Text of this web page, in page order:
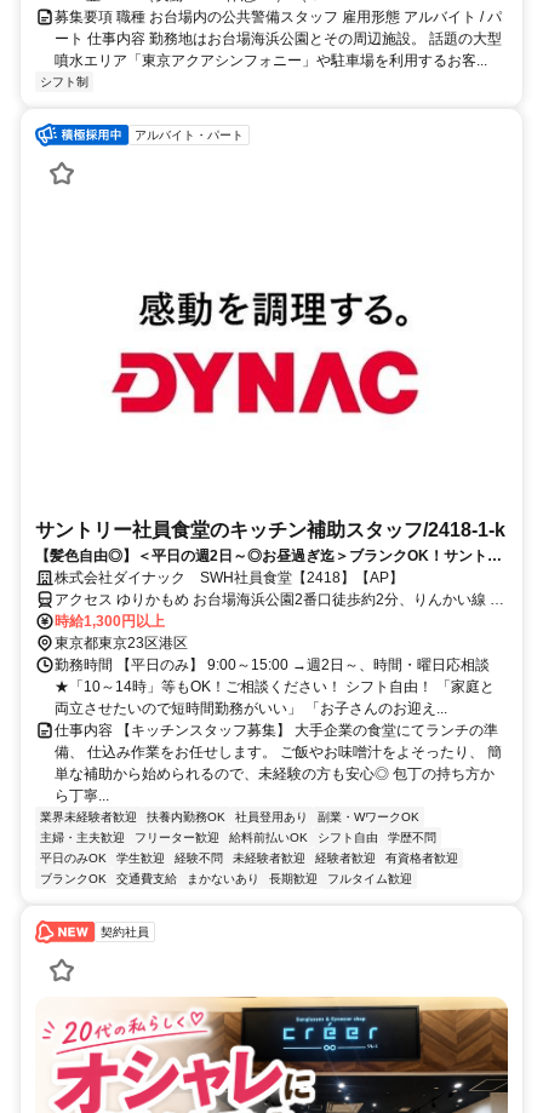
募集要項 職種 お台場内の公共警備スタッフ 雇用形態 アルバイト / パ
ート 仕事内容 勤務地はお台場海浜公園とその周辺施設。 話題の大型
噴水エリア「東京アクアシンフォニー」や駐車場を利用するお客...
シフト制
アルバイト・パート
サントリー社員食堂のキッチン補助スタッフ/2418-1-k
【髪色自由◎】＜平日の週2日～◎お昼過ぎ迄＞ブランクOK！サントリ
ー社員食堂の調理補助！未経験・主婦さんも活躍中！お台場駅チカ♪前払
いOK
株式会社ダイナック SWH社員食堂【2418】【AP】
アクセス ゆりかもめ お台場海浜公園2番口徒歩約2分、りんかい線 東
京テレポートエレベータ出入口徒歩約3分、ゆりかもめ 青海（東京
都）1番口徒歩約7分
時給1,300円以上
東京都東京23区港区
勤務時間 【平日のみ】 9:00～15:00 →週2日～、時間・曜日応相談
★「10～14時」等もOK！ご相談ください！ シフト自由！ 「家庭と
両立させたいので短時間勤務がいい」 「お子さんのお迎え...
仕事内容 【キッチンスタッフ募集】 大手企業の食堂にてランチの準
備、 仕込み作業をお任せします。 ご飯やお味噌汁をよそったり、 簡
単な補助から始められるので、未経験の方も安心◎ 包丁の持ち方か
ら丁寧...
業界未経験者歓迎 扶養内勤務OK 社員登用あり
副業・WワークOK
主婦・主夫歓迎
フリーター歓迎 給料前払いOK シフト自由
学歴不問
平日のみOK
学生歓迎 経験不問 未経験者歓迎 経験者歓迎
有資格者歓迎
ブランクOK
交通費支給 まかないあり 長期歓迎 フルタイム歓迎
契約社員